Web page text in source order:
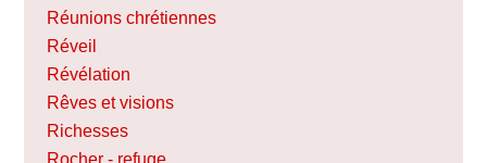
Réunions chrétiennes
Réveil
Révélation
Rêves et visions
Richesses
Rocher - refuge